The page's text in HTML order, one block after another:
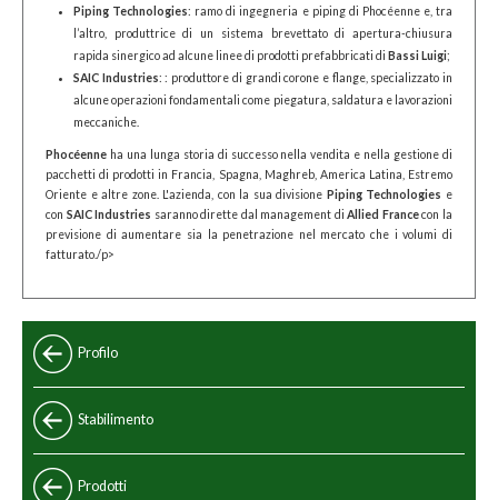
Piping Technologies: ramo di ingegneria e piping di Phocéenne e, tra
l’altro, produttrice di un sistema brevettato di apertura-chiusura
rapida sinergico ad alcune linee di prodotti prefabbricati di Bassi Luigi;
SAIC Industries: : produttore di grandi corone e flange, specializzato in
alcune operazioni fondamentali come piegatura, saldatura e lavorazioni
meccaniche.
Phocéenne ha una lunga storia di successo nella vendita e nella gestione di
pacchetti di prodotti in Francia, Spagna, Maghreb, America Latina, Estremo
Oriente e altre zone. L'azienda, con la sua divisione Piping Technologies e
con SAIC Industries saranno dirette dal management diAllied Francecon la
previsione di aumentare sia la penetrazione nel mercato che i volumi di
fatturato./p>
Profilo
Stabilimento
Prodotti